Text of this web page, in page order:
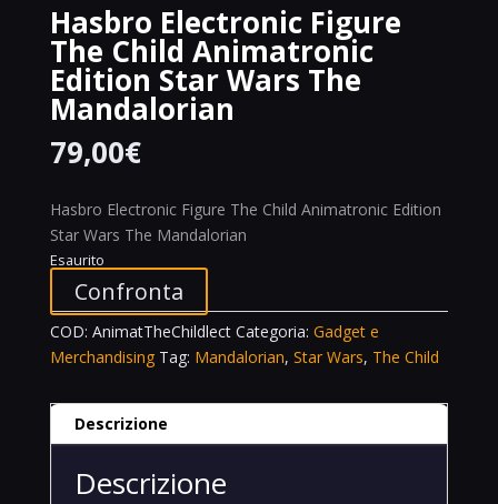
Hasbro Electronic Figure
The Child Animatronic
Edition Star Wars The
Mandalorian
79,00€
Hasbro Electronic Figure The Child Animatronic Edition
Star Wars The Mandalorian
Esaurito
Confronta
COD: AnimatTheChildlect Categoria: Gadget e
Merchandising Tag: Mandalorian, Star Wars, The Child
Descrizione
Descrizione